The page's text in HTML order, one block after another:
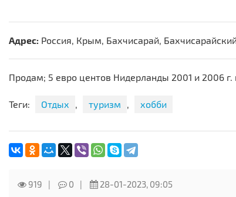
Адрес: Россия, Крым, Бахчисарай,
Продам; 5 евро центов Нидерланды 2001 и 2006
Теги: Отдых , туризм , хобби
919 0 28-01-2023, 09:05